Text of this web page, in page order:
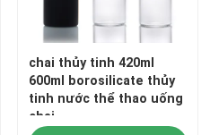
chai thủy tinh 420ml
600ml borosilicate thủy
tinh nước thể thao uống
chai